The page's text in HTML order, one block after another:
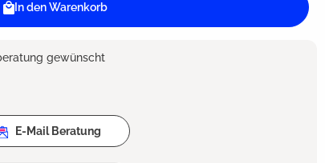
In den Warenkorb
gewünscht
E-Mail Beratung